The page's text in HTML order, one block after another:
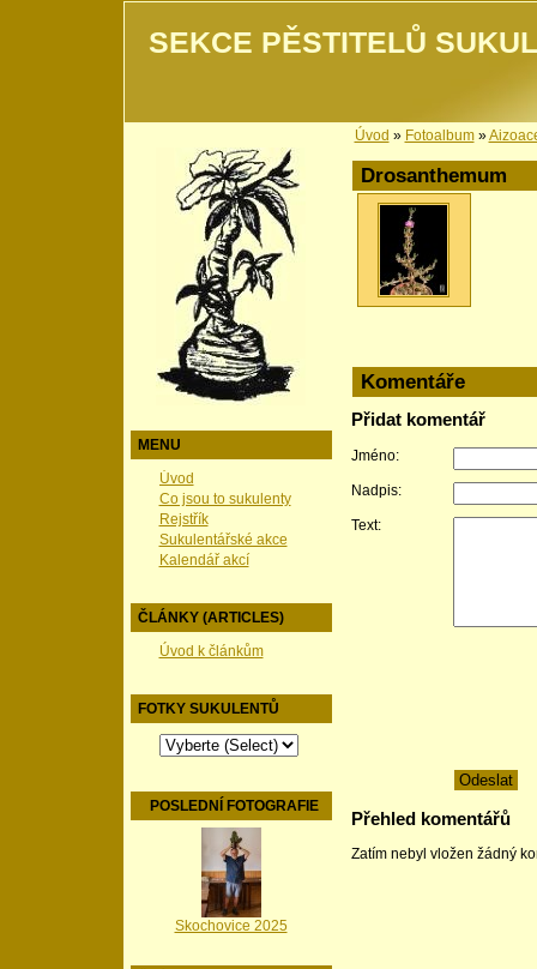
SEKCE PĚSTITELŮ
MENU
Úvod
Co jsou to sukulenty
Rejstřík
Sukulentářské akce
Kalendář akcí
ČLÁNKY (ARTICLES)
Úvod k článkům
FOTKY SUKULENTŮ
POSLEDNÍ FOTOGRAFIE
Skochovice 2025
Úvod » Fotoalbum»
Drosanthemum
Komentáře
Přidat komentář
Jméno:
Nadpis:
Text:
Přehled komentářů
Zatím nebyl vložen žádný